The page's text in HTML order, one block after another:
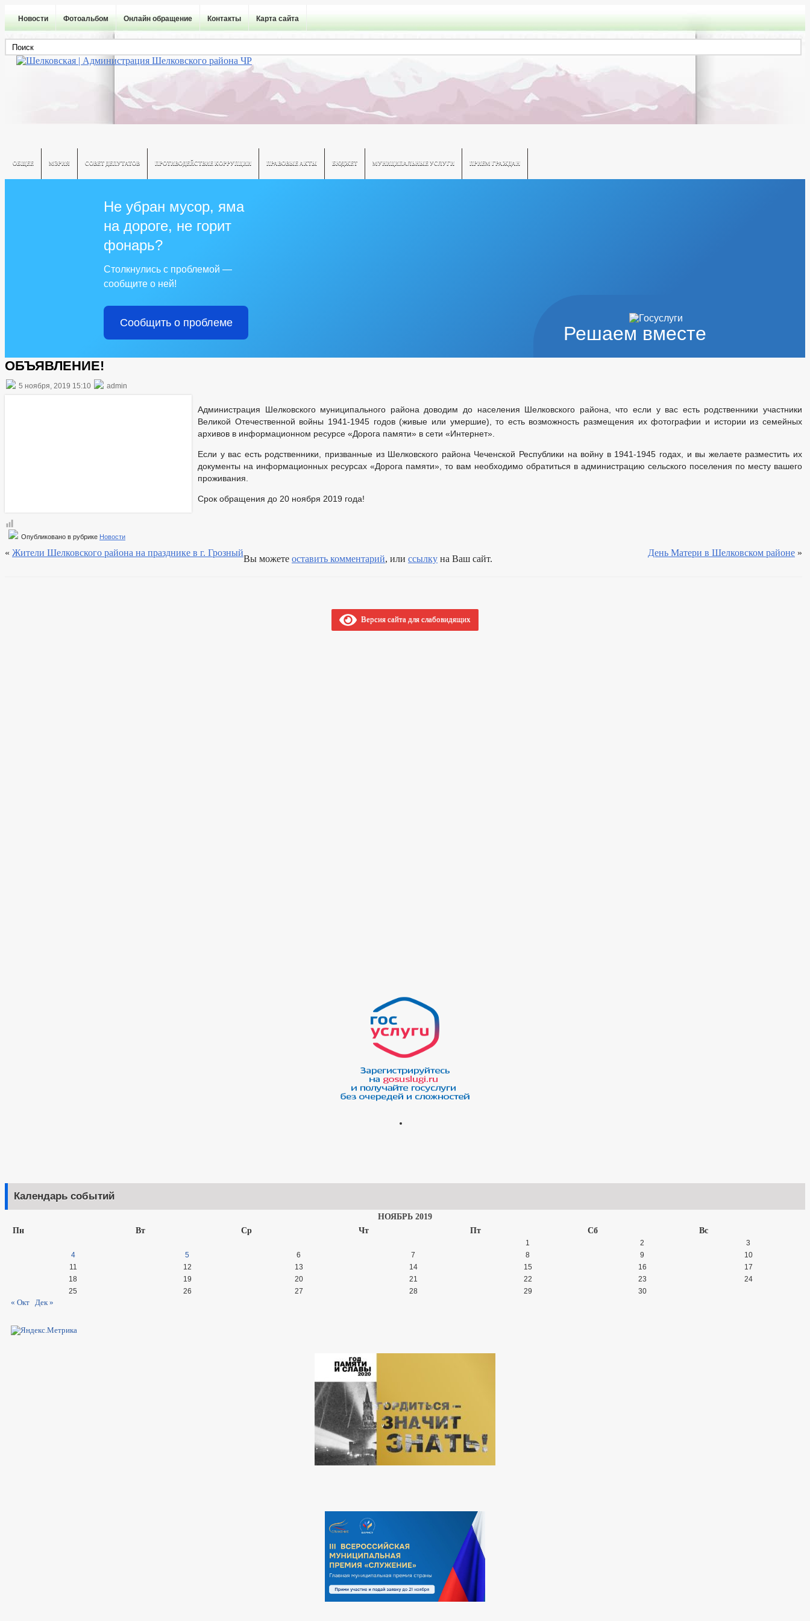
Новости Фотоальбом Онлайн обращение Контакты Карта сайта
ОБЩЕЕ МЭРИЯ СОВЕТ ДЕПУТАТОВ ПРОТИВОДЕЙСТВИЕ КОРРУПЦИИ ПРАВОВЫЕ АКТЫ БЮДЖЕТ МУНИЦИПАЛЬНЫЕ УСЛУГИ ПРИЕМ ГРАЖДАН
Решаем вместе
Не убран мусор, яма
на дороге, не горит
фонарь?
Столкнулись с проблемой —
сообщите о ней!
Сообщить о проблеме
ОБЪЯВЛЕНИЕ!
5 ноября, 2019 15:10 admin
Администрация Шелковского муниципального района доводим до населения Шелковского района, что если у вас есть родственники участники
Великой Отечественной войны 1941-1945 годов (живые или умершие), то есть возможность размещения их фотографии и истории из семейных
архивов в информационном ресурсе «Дорога памяти» в сети «Интернет».
Если у вас есть родственники, призванные из Шелковского района Чеченской Республики на войну в 1941-1945 годах, и вы желаете разместить их
документы на информационных ресурсах «Дорога памяти», то вам необходимо обратиться в администрацию сельского поселения по месту вашего
проживания.
Срок обращения до 20 ноября 2019 года!
Опубликовано в рубрике Новости
« Жители Шелковского района на празднике в г. Грозный День Матери в Шелковском районе »
Вы можете оставить комментарий, или ссылку на Ваш сайт.
Версия сайта для слабовидящих
Календарь событий
НОЯБРЬ 2019
Пн
Вт Ср Чт Пт Сб Вс
1 2
3
4
5 6 7 8 9
10
11
12 13 14 15 16
17
18
19 20 21 22 23
24
25
26 27 28 29 30
« Окт Дек »